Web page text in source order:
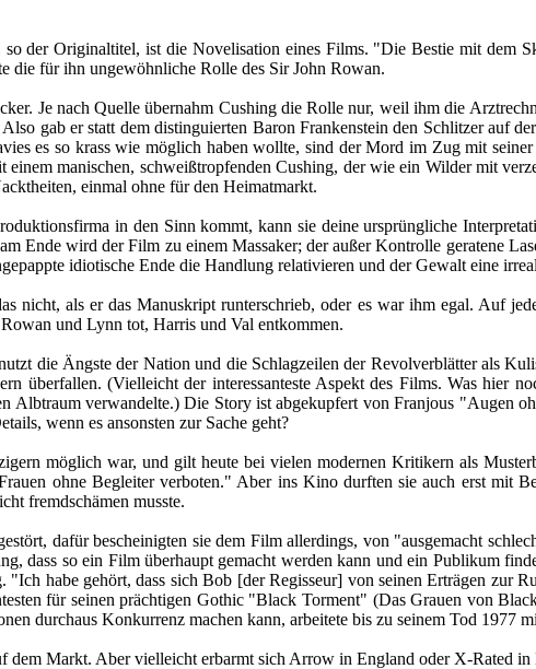
der Originaltitel, ist die Novelisation eines Films. "Die Bestie mit dem
die für ihn ungewöhnliche Rolle des Sir John Rowan.
Je nach Quelle übernahm Cushing die Rolle nur, weil ihm die
gab er statt dem distinguierten Baron Frankenstein den Schlitzer auf
es so krass wie möglich haben wollte, sind der Mord im Zug mit
manischen, schweißtropfenden Cushing, der wie ein Wilder mit
einmal ohne für den Heimatmarkt.
in den Sinn kommt, kann sie deine ursprüngliche
Ende wird der Film zu einem Massaker; der außer Kontrolle geratene
idiotische Ende die Handlung relativieren und der Gewalt eine
nicht, als er das Manuskript runterschrieb, oder es war ihm egal. Auf
und Lynn tot, Harris und Val entkommen.
die Ängste der Nation und die Schlagzeilen der Revolverblätter als
überfallen. (Vielleicht der interessanteste Aspekt des Films. Was hier
Albtraum verwandelte.) Die Story ist abgekupfert von Franjous "Augen
wenn es ansonsten zur Sache geht?
möglich war, und gilt heute bei vielen modernen Kritikern als
ohne Begleiter verboten." Aber ins Kino durften sie auch erst mit
fremdschämen musste.
dafür bescheinigten sie dem Film allerdings, von "ausgemacht
dass so ein Film überhaupt gemacht werden kann und ein Publikum
habe gehört, dass sich Bob [der Regisseur] von seinen Erträgen zur
für seinen prächtigen Gothic "Black Torment" (Das Grauen von
durchaus Konkurrenz machen kann, arbeitete bis zu seinem Tod 1977
Markt. Aber vielleicht erbarmt sich Arrow in England oder X-Rated